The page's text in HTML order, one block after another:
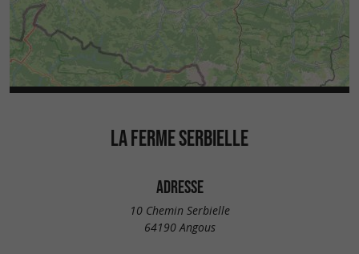
LA FERME SERBIELLE
ADRESSE
10 Chemin Serbielle
64190 Angous